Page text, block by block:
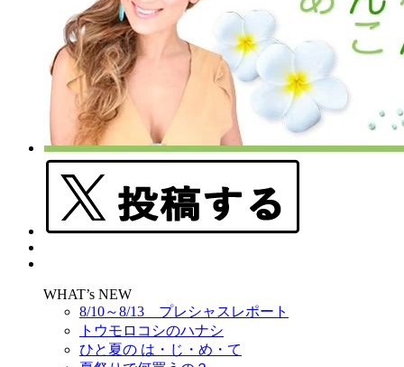
WHAT’s NEW
8/10～8/13 プレシャスレポート
トウモロコシのハナシ
ひと夏の は・じ・め・て